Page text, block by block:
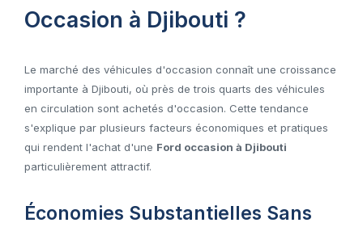
Occasion à Djibouti ?
Le marché des véhicules d'occasion connaît une croissance
importante à Djibouti, où près de trois quarts des véhicules
en circulation sont achetés d'occasion. Cette tendance
s'explique par plusieurs facteurs économiques et pratiques
qui rendent l'achat d'une Ford occasion à Djibouti
particulièrement attractif.
Économies Substantielles Sans